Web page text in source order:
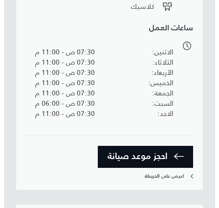
كلاسيك
ساعات العمل
الاثنين
07:30 ص - 11:00 م
الثلاثاء
07:30 ص - 11:00 م
الأربعاء
07:30 ص - 11:00 م
الخميس
07:30 ص - 11:00 م
الجمعة
07:30 ص - 11:00 م
السبت
07:30 ص - 06:00 م
الاحد
07:30 ص - 11:00 م
احجز موعد صيانة‎
اعرض على الخريطة